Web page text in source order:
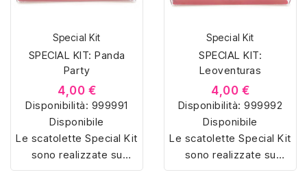
collezione di sorpresine.
collezione di sorpresine.
Special Kit
SPECIAL KIT: Panda
Party
4,00 €
Disponibilità: 999991
Disponibile
Le scatolette Special Kit
sono realizzate su
misura con materiali di
Special Kit
SPECIAL KIT:
Leoventuras
4,00 €
Disponibilità:999992
Disponibile
Le scatolette Special Kit
sono realizzate su
misura con materiali di